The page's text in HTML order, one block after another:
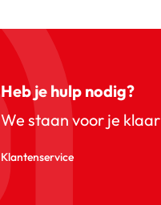
Heb je hulp nodig?
We staan voor je
Klantenservice